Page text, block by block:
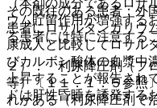
（本剤の成分であるロサ
ウム貯留作用が増強する
る患者には特に注意する
２）． 利尿降圧剤（フ
等）〔１１．１．５参照
れがある（利尿降圧剤で
その既往のある患者：外
患者にロサルタンカリウ
康成人と比較してロサル
びカルボン酸体の血漿中
上昇することが報告され
ドは肝性昏睡を誘発する